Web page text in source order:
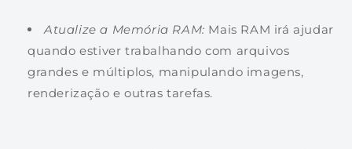
Atualize a Memória RAM: Mais RAM irá ajudar
quando estiver trabalhando com arquivos
grandes e múltiplos, manipulando imagens,
renderização e outras tarefas.